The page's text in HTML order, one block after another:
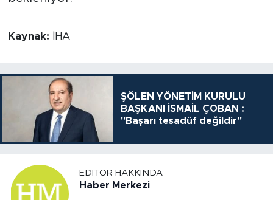
Kaynak: İHA
ŞÖLEN YÖNETİM KURULU
BAŞKANI İSMAİL ÇOBAN :
"Başarı tesadüf değildir"
EDITÖR HAKKINDA
Haber Merkezi